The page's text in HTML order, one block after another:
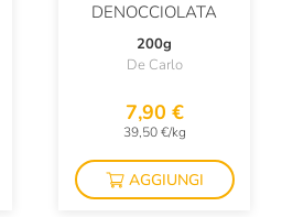
DENOCCIOLATA
200g
De Carlo
7,90 €
39,50 €/kg
AGGIUNGI